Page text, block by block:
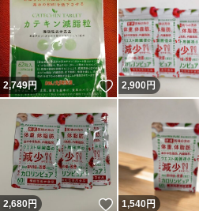
2,749円 いいね！
2,900円
2,680円 いいね！
1,540円